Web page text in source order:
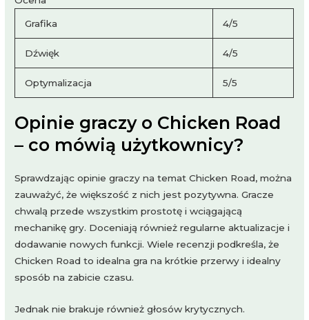
Grafika 4/5
Dźwięk 4/5
Optymalizacja 5/5
Opinie graczy o Chicken Road
– co mówią użytkownicy?
Sprawdzając opinie graczy na temat Chicken Road, można
zauważyć, że większość z nich jest pozytywna. Gracze
chwalą przede wszystkim prostotę i wciągającą
mechanikę gry. Doceniają również regularne aktualizacje i
dodawanie nowych funkcji. Wiele recenzji podkreśla, że
Chicken Road to idealna gra na krótkie przerwy i idealny
sposób na zabicie czasu.
Jednak nie brakuje również głosów krytycznych.